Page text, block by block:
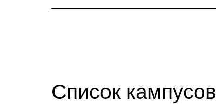
Список кампусов